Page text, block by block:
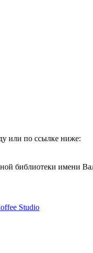
или по ссылке ниже:
библиотеки имени
Studio